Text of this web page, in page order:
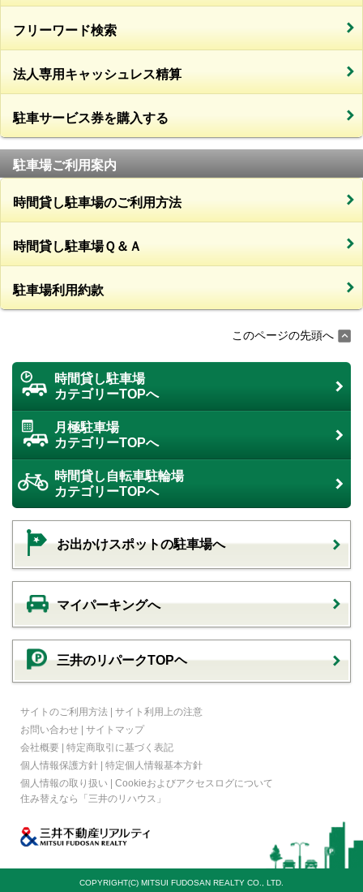
フリーワード検索
法人専用キャッシュレス精算
駐車サービス券を購入する
駐車場ご利用案内
時間貸し駐車場のご利用方法
時間貸し駐車場Ｑ＆Ａ
駐車場利用約款
このページの先頭へ
時間貸し駐車場
カテゴリーTOPへ
月極駐車場
カテゴリーTOPへ
時間貸し自転車駐輪場
カテゴリーTOPへ
お出かけスポットの駐車場へ
マイパーキングへ
三井のリパークTOPヘ
サイトのご利用方法 | サイト利用上の注意
お問い合わせ | サイトマップ
会社概要 | 特定商取引に基づく表記
個人情報保護方針 | 特定個人情報基本方針
個人情報の取り扱い | Cookieおよびアクセスログについて
住み替えなら
「三井のリハウス」
COPYRIGHT(C) MITSUI FUDOSAN REALTY CO., LTD.